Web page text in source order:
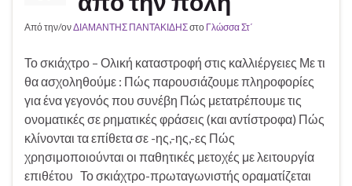
Από την/ονΔΙΑΜΑΝΤΗΣ ΠΑΝΤΑΚΙΔΗΣστο Γλώσσα Στ΄
Το σκιάχτρο – Ολική καταστροφή στις καλλιέργειες Με τι
θα ασχοληθούμε : Πώς παρουσιάζουμε πληροφορίες
για ένα γεγονός που συνέβη Πώς μετατρέπουμε τις
ονοματικές σε ρηματικές φράσεις (και αντίστροφα) Πώς
κλίνονται τα επίθετα σε -ης,-ης,-ες Πώς
χρησιμοποιούνται οι παθητικές μετοχές με λειτουργία
επιθέτου Το σκιάχτρο-πρωταγωνιστής οραματίζεται